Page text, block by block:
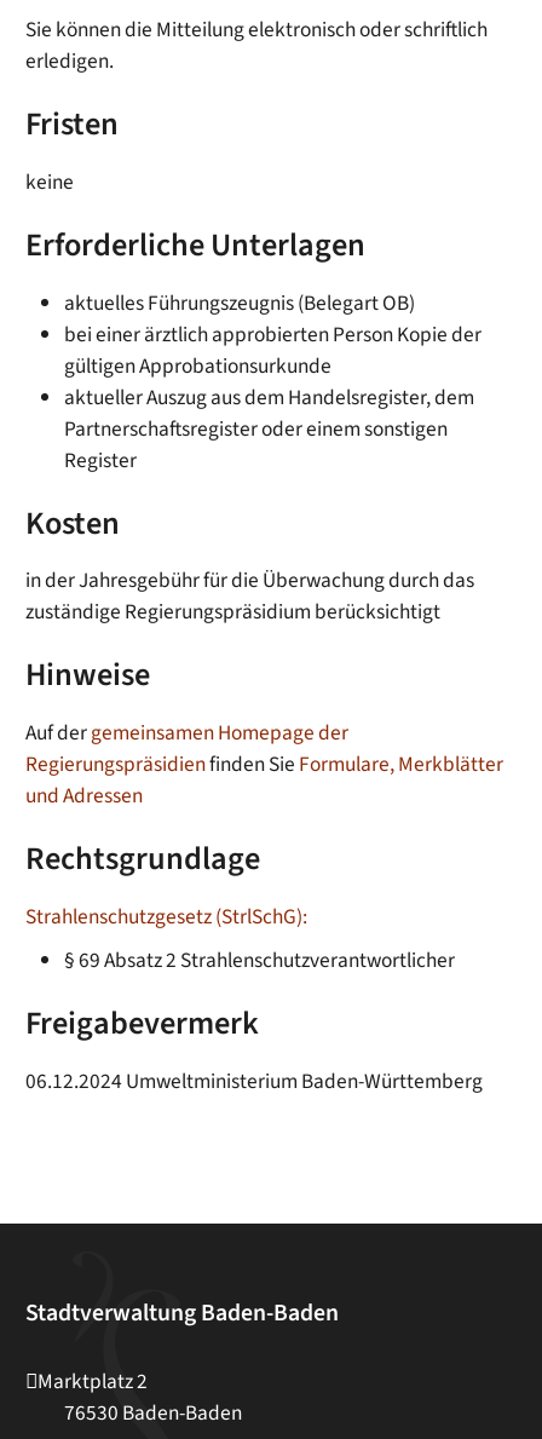
Sie können die Mitteilung elektronisch oder schriftlich
erledigen.
Fristen
keine
Erforderliche Unterlagen
aktuelles Führungszeugnis (Belegart OB)
bei einer ärztlich approbierten Person Kopie der
gültigen Approbationsurkunde
aktueller Auszug aus dem Handelsregister, dem
Partnerschaftsregister oder einem sonstigen
Register
Kosten
in der Jahresgebühr für die Überwachung durch das
zuständige Regierungspräsidium berücksichtigt
Hinweise
Auf dergemeinsamen Homepage der
Regierungspräsidienfinden Sie Formulare, Merkblätter
und Adressen
Rechtsgrundlage
Strahlenschutzgesetz (StrlSchG):
§ 69 Absatz 2 Strahlenschutzverantwortlicher
Freigabevermerk
06.12.2024 Umweltministerium Baden-Württemberg
Stadtverwaltung Baden-Baden
Marktplatz 2
76530 Baden-Baden